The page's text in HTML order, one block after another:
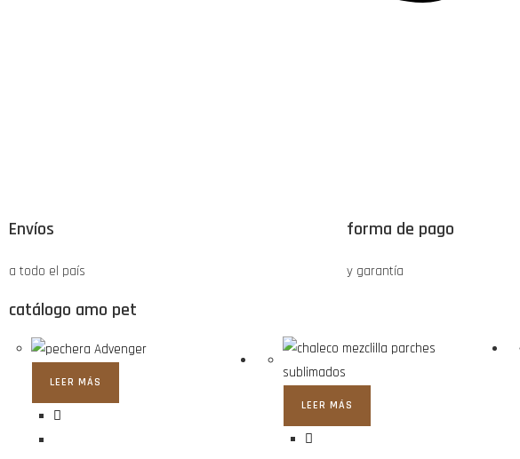
Envíos
a todo el país
forma de pago
y garantía
catálogo amo pet
LEER MÁS
LEER MÁS